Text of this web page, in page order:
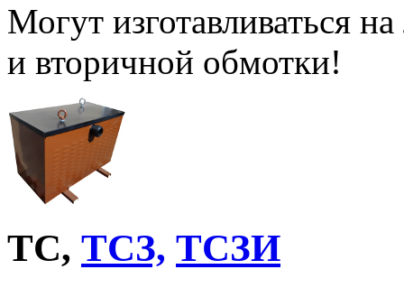
Могут изготавливаться
и вторичной обмотки!
ТС, ТСЗ, ТСЗИ